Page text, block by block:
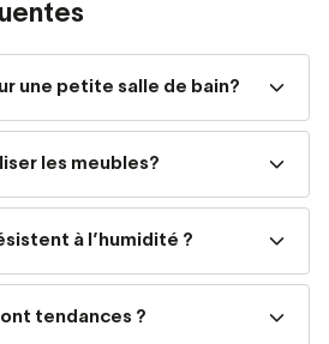
espaces ou pour ceux qui
:optimisent l’espace et
organiser sans surcharger la
meubles modernes,
ou design premium, notre
s’il était chez vous
, pour
une petite salle de bain?
les meubles?
à l’humidité ?
tendances ?